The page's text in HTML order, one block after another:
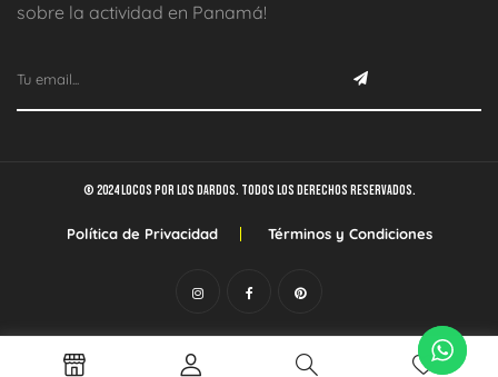
sobre la actividad en Panamá!
© 2024 Locos por los dardos. Todos los derechos reservados.
Política de Privacidad Términos y Condiciones